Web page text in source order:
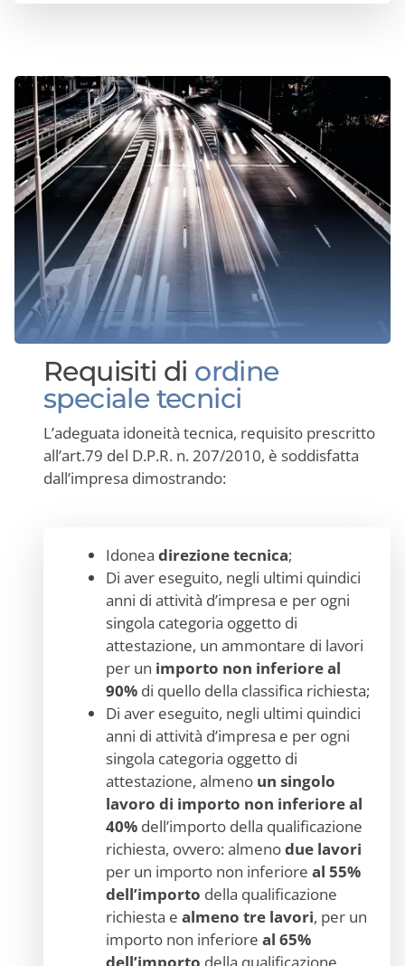
Requisiti di ordine
speciale tecnici
L’adeguata idoneità tecnica, requisito prescritto
all’art.79 del D.P.R. n. 207/2010, è soddisfatta
dall’impresa dimostrando:
Idoneadirezione tecnica;
Di aver eseguito, negli ultimi quindici
anni di attività d’impresa e per ogni
singola categoria oggetto di
attestazione, un ammontare di lavori
per un importo non inferiore al
90% di quello della classifica richiesta;
Di aver eseguito, negli ultimi quindici
anni di attività d’impresa e per ogni
singola categoria oggetto di
attestazione, almeno un singolo
lavoro di importo non inferiore al
40% dell’importo della qualificazione
richiesta, ovvero: almenodue lavori
per un importo non inferioreal 55%
dell’importo della qualificazione
richiesta ealmeno tre lavori, per un
importo non inferioreal 65%